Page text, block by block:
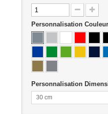
Personnalisation Couleur
Personnalisation
30 cm